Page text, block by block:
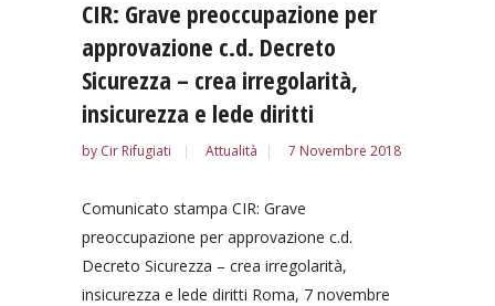
CIR: Grave preoccupazione per
approvazione c.d. Decreto
Sicurezza – crea irregolarità,
insicurezza e lede diritti
by Cir Rifugiati Attualità 7 Novembre 2018
Comunicato stampa CIR: Grave
preoccupazione per approvazione c.d.
Decreto Sicurezza – crea irregolarità,
insicurezza e lede diritti Roma, 7 novembre